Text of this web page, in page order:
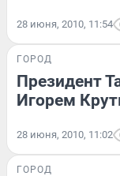
28 июня, 2010, 11:54
ГОРОД
Президент
Игорем
28 июня, 2010, 11:02
ГОРОД